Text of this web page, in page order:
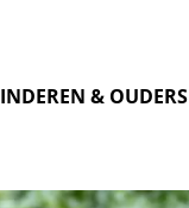
& OUDERS